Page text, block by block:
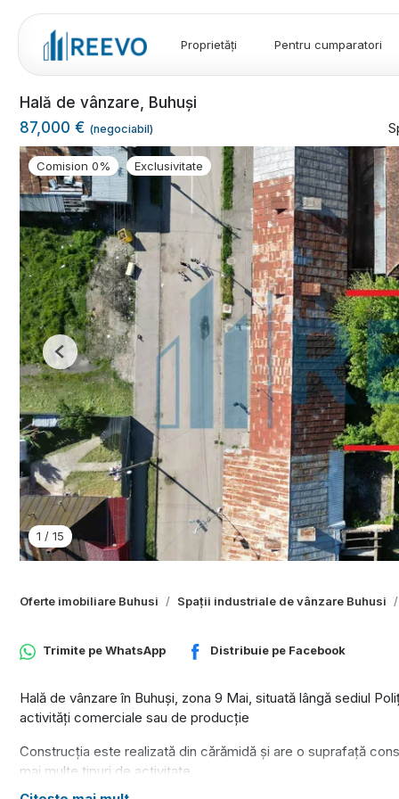
Proprietăți Pentru cumparatori
Hală de vânzare, Buhuși
87,000 € (negociabil)
Comision 0% Exclusivitate
1 / 15
Previous
Oferte imobiliare Buhusi Spații industriale de vânzare Buhusi
Trimite peWhatsApp Distribuie pe Facebook
Hală de vânzare în Buhuși, zona 9 Mai, situată lângă sediul
activități comerciale sau de producție
Construcția este realizată din cărămidă și are o suprafață
mai multe tipuri de activitate